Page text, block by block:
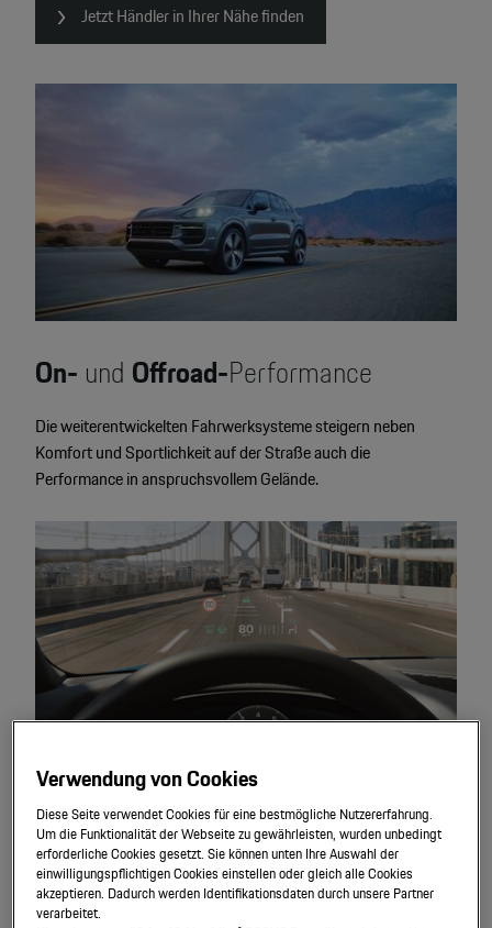
Jetzt Händler in Ihrer Nähe finden
On- und Offroad-Performance
Die weiterentwickelten Fahrwerksysteme steigern neben
Komfort und Sportlichkeit auf der Straße auch die
Performance in anspruchsvollem Gelände.
Assistenzsysteme.
Alle Cayenne Modelle lassen sich mit zahlreichen
Assistenzsystemen ausstatten, die den Fahrkomfort weiter
steigern und die Sicherheit verbessern.
Verwendung von Cookies
Diese Seite verwendet Cookies für eine bestmögliche Nutzererfahrung.
Um die Funktionalität der Webseite zu gewährleisten, wurden unbedingt
erforderliche Cookies gesetzt. Sie können unten Ihre Auswahl der
einwilligungspflichtigen Cookies einstellen oder gleich alle Cookies
akzeptieren. Dadurch werden Identifikationsdaten durch unsere Partner
verarbeitet.